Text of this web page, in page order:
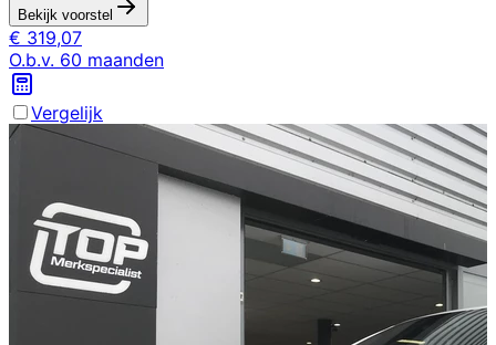
Bekijk voorstel
€ 319,07
O.b.v. 60 maanden
Vergelijk